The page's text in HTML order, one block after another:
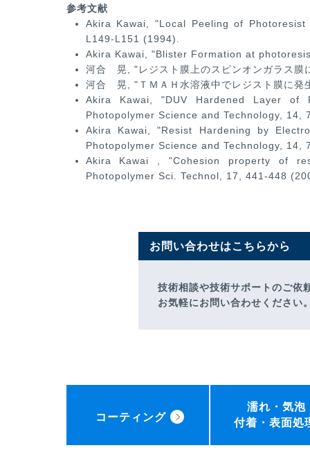
参考文献
Akira Kawai, "Local Peeling of
L149-L151 (1994).
Akira Kawai, "Blister Formation at
河合 晃, "レジスト膜上のスピンオンガラス
河合 晃, "ＴＭＡＨ水溶液中でレジスト膜に
Akira Kawai, "DUV Hardened Layer
Photopolymer Science and Technology, 14,
Akira Kawai, "Resist Hardening by
Photopolymer Science and Technology, 14,
Akira Kawai , "Cohesion property of
Photopolymer Sci. Technol, 17, 441-448
お問い合わせはこちらから
技術相談や技術サポートのご依
お気軽にお問い合わせください
コーティング
濡れ・気泡
付着・表面処